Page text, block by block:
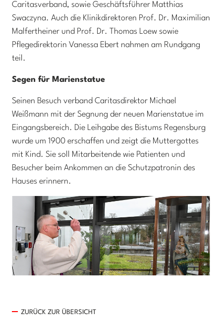
Caritasverband, sowie Geschäftsführer Matthias
Swaczyna. Auch die Klinikdirektoren Prof. Dr. Maximilian
Malfertheiner und Prof. Dr. Thomas Loew sowie
Pflegedirektorin Vanessa Ebert nahmen am Rundgang
teil.
Segen für Marienstatue
Seinen Besuch verband Caritasdirektor Michael
Weißmann mit der Segnung der neuen Marienstatue im
Eingangsbereich. Die Leihgabe des Bistums Regensburg
wurde um 1900 erschaffen und zeigt die Muttergottes
mit Kind. Sie soll Mitarbeitende wie Patienten und
Besucher beim Ankommen an die Schutzpatronin des
Hauses erinnern.
ZURÜCK ZUR ÜBERSICHT